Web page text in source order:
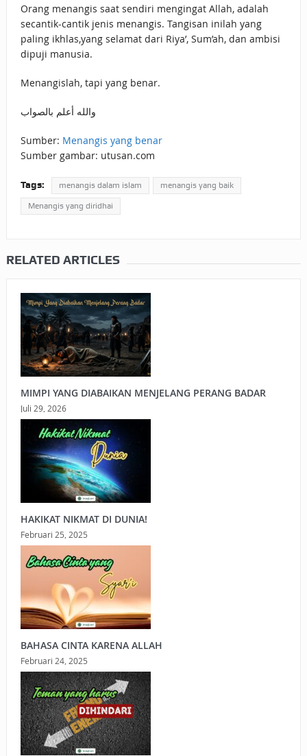
Orang menangis saat sendiri mengingat Allah, adalah
secantik-cantik jenis menangis. Tangisan inilah yang
paling ikhlas,yang selamat dari Riya’, Sum’ah, dan ambisi
dipuji manusia.
Menangislah, tapi yang benar.
والله أعلم بالصواب
Sumber: Menangis yang benar
Sumber gambar: utusan.com
Tags: menangis dalam islam menangis yang baik
Menangis yang diridhai
RELATED ARTICLES
MIMPI YANG DIABAIKAN MENJELANG PERANG BADAR
Juli 29, 2026
HAKIKAT NIKMAT DI DUNIA!
Februari 25, 2025
BAHASA CINTA KARENA ALLAH
Februari 24, 2025